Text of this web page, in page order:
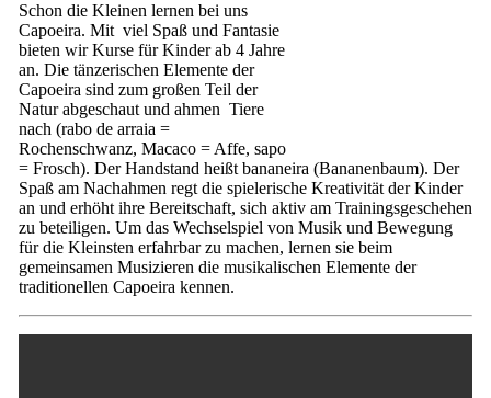
Schon die Kleinen lernen bei uns
Capoeira. Mit viel Spaß und Fantasie
bieten wir Kurse für Kinder ab 4 Jahre
an. Die tänzerischen Elemente der
Capoeira sind zum großen Teil der
Natur abgeschaut und ahmen Tiere
nach (rabo de arraia =
Rochenschwanz, Macaco = Affe, sapo
= Frosch). Der Handstand heißt bananeira (Bananenbaum). Der
Spaß am Nachahmen regt die spielerische Kreativität der Kinder
an und erhöht ihre Bereitschaft, sich aktiv am Trainingsgeschehen
zu beteiligen. Um das Wechselspiel von Musik und Bewegung
für die Kleinsten erfahrbar zu machen, lernen sie beim
gemeinsamen Musizieren die musikalischen Elemente der
traditionellen Capoeira kennen.